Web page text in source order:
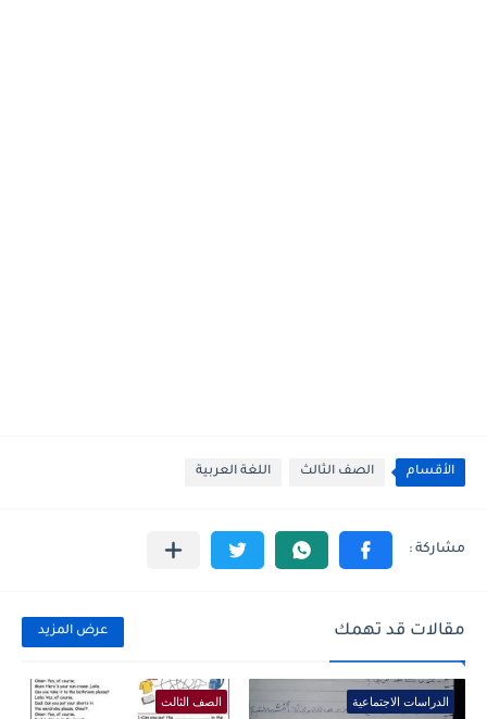
الأقسام الصف الثالث اللغة العربية
مقالات قد تهمك عرض المزيد
الدراسات الاجتماعية الصف الثالث